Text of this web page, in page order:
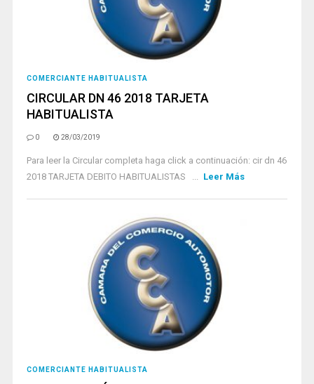
COMERCIANTE HABITUALISTA
CIRCULAR DN 46 2018 TARJETA
HABITUALISTA
0 28/03/2019
Para leer la Circular completa haga click a continuación: cir dn 46
2018 TARJETA DEBITO HABITUALISTAS ...
Leer Más
COMERCIANTE HABITUALISTA